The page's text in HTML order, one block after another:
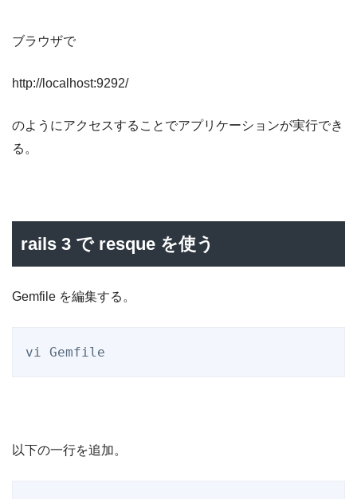
ブラウザで
http://localhost:9292/
のようにアクセスすることでアプリケーションが実行でき
る。
rails 3 で resque を使う
Gemfile を編集する。
以下の一行を追加。